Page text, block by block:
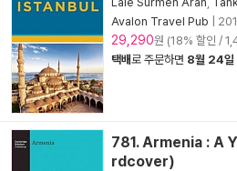
Avalon Travel Pub
29,290원 (18% 할인 /
택배로 주문하면 8월 24일
781. Armenia : A
rdcover)